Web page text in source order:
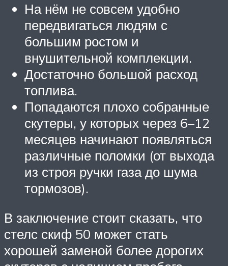
На нём не совсем удобно
передвигаться людям с
большим ростом и
внушительной комплекции.
Достаточно большой расход
топлива.
Попадаются плохо собранные
скутеры, у которых через 6–12
месяцев начинают появляться
различные поломки (от выхода
из строя ручки газа до шума
тормозов).
В заключение стоит сказать, что
стелс скиф 50 может стать
хорошей заменой более дорогих